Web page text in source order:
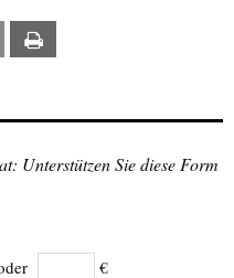
Email
Unterstützen Sie diese Form
€